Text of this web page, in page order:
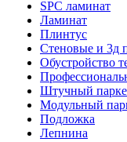
SPC ламинат
Ламинат
Плинтус
Стеновые и 3д
Обустройство
Штучный
Модульный
Подложка
Лепнина